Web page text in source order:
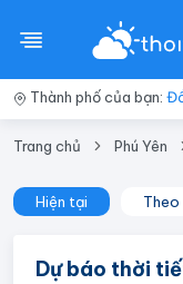
Thành phố của bạn:
Trang chủ Phú Yên
Hiện tại Theo
Dự báo thời